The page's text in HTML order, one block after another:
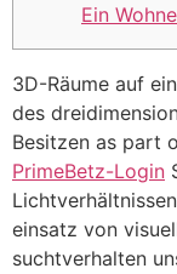
Ein
3D-Räume auf
des
Besitzen as part
PrimeBetz-Login
einsatz von
suchtverhalten